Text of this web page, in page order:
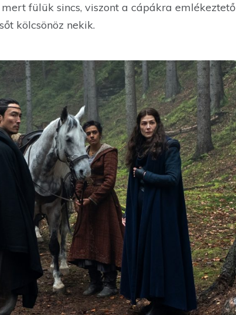
fülük sincs, viszont a cápákra emlékeztető
kölcsönöz nekik.